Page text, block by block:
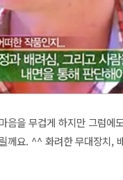
음을 무겁게 하지만 그럼
께요. ^^ 화려한 무대장치,